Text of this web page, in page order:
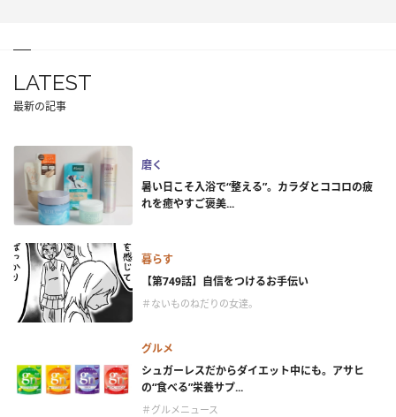
LATEST
最新の記事
磨く
暑い日こそ入浴で“整える”。カラダとココロの疲
れを癒やすご褒美...
暮らす
【第749話】自信をつけるお手伝い
＃ないものねだりの女達。
グルメ
シュガーレスだからダイエット中にも。アサヒ
の“食べる”栄養サプ...
＃グルメニュース